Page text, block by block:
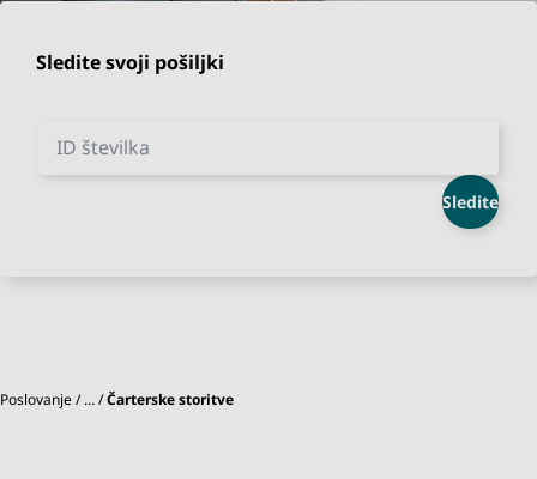
Sledite svoji pošiljki
ID številka
Sledite
Poslovanje … Čarterske storitve